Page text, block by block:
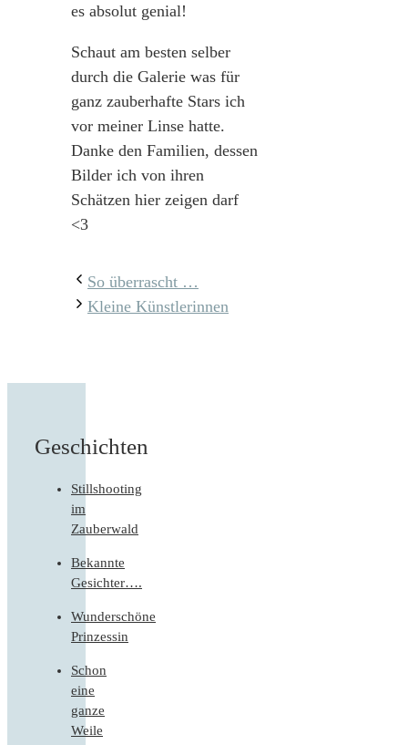
es absolut genial!
Schaut am besten selber
durch die Galerie was für
ganz zauberhafte Stars ich
vor meiner Linse hatte.
Danke den Familien, dessen
Bilder ich von ihren
Schätzen hier zeigen darf
<3
So überrascht …
Kleine Künstlerinnen
Geschichten
Stillshooting
im
Zauberwald
Bekannte
Gesichter….
Wunderschöne
Prinzessin
Schon
eine
ganze
Weile